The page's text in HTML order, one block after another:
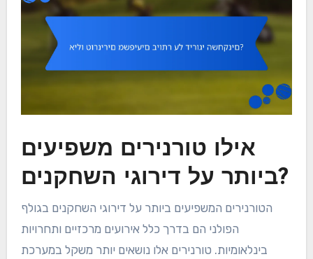
אילו טורנירים משפיעים
ביותר על דירוגי השחקנים?
הטורנירים המשפיעים ביותר על דירוגי השחקנים בגולף
הפולני הם בדרך כלל אירועים מרכזיים ותחרויות
בינלאומיות. טורנירים אלו נושאים יותר משקל במערכת